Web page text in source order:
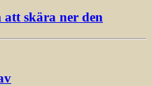
skära ner den